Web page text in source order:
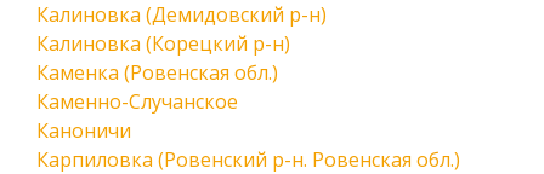
Калиновка (Демидовский р-н)
Калиновка (Корецкий р-н)
Каменка (Ровенская обл.)
Каменно-Случанское
Каноничи
Карпиловка (Ровенский р-н. Ровенская обл.)